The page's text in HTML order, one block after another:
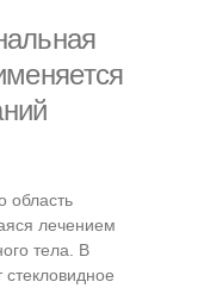
область
лечением
тела. В